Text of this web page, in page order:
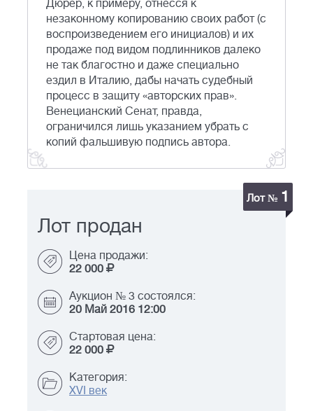
Дюрер, к примеру, отнесся к
незаконному копированию своих работ (с
воспроизведением его инициалов) и их
продаже под видом подлинников далеко
не так благостно и даже специально
ездил в Италию, дабы начать судебный
процесс в защиту «авторских прав».
Венецианский Сенат, правда,
ограничился лишь указанием убрать с
копий фальшивую подпись автора.
Лот № 1
Лот продан
Цена продажи:
22 000
Аукцион № 3 состоялся:
20 Май 2016 12:00
Стартовая цена:
22 000
Категория:
XVI век